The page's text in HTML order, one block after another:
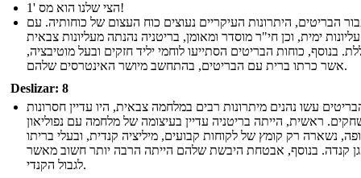
הצי שלנו הוא מס '1!
הבריטים, היתרונות העיקריים נעוצים כוח העצום של כוחותיה. עם
עליונות ימית, וכן חי"ר מוסדר ומאומן, בריטניה נהנתה מעליונות צבאית
בנוסף, כוחות הבריטים הסתייעו לוחמי יליד חזקים ובעל מוטיבציה,
אשר כרתו ברית עם הבריטים, בהתחשב מיושר האינטרסים שלהם.
Deslizar: 8
עשו נהנים מיתרונות רבים במלחמה צבאית, היו עדיין חסרונות
ראשית, הייתה בריטניה עדיין בעיצומה של מלחמה עם נפוליאון
נשארה רק קומץ של לקוחות קבועים, מיליציה קנדית, ובעלי בריתו
קנדה. בנוסף, אבטחת היבשת שלהם הייתה הרבה יותר חשוב מאשר
לגבול הקנדי.